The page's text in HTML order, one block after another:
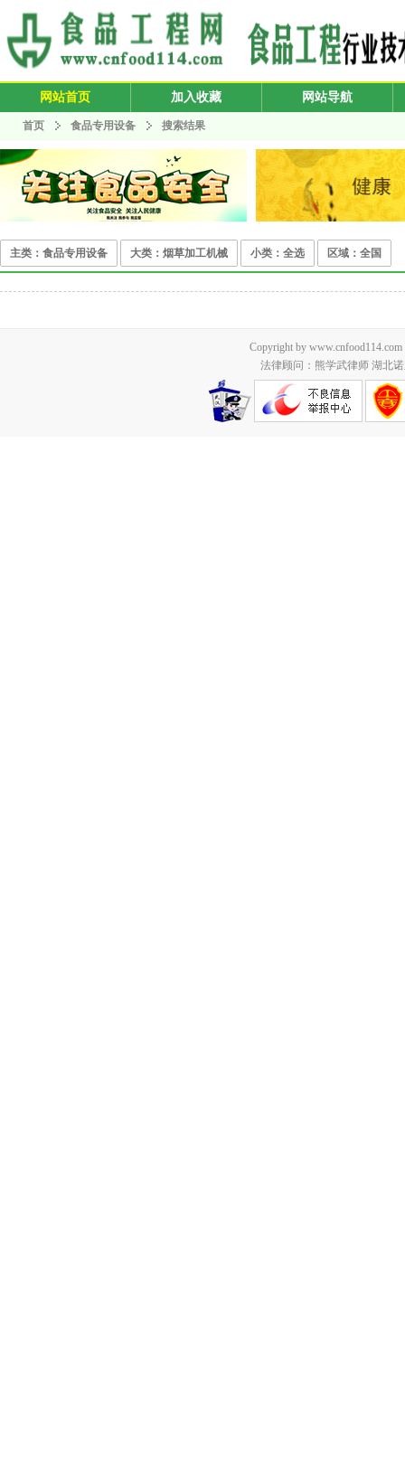
网站首页 加入收藏 网站导航
首页 食品专用设备 搜索结果
主类：食品专用设备 大类：烟草加工机械 小类：全选 区域：全国
Copyright by
法律顾问：熊学武律师 湖北